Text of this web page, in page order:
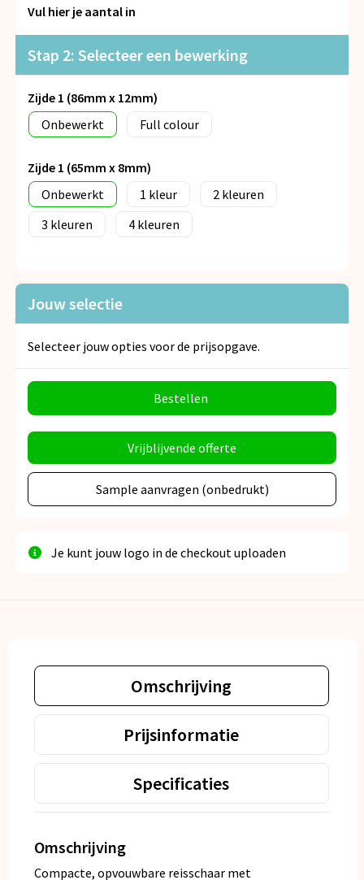
Snoepgoed
Spellen voor binnen en buiten
Veiligheid, Auto en Fiets
Vrije tijd en Strand
Anti-stress
Vul hier je aantal in
Stap 2: Selecteer een bewerking
Zijde 1 (86mm x 12mm)
Onbewerkt
Full colour
Zijde 1 (65mm x 8mm)
Onbewerkt
1
2
3
4
Jouw selectie
Selecteer jouw opties voor de prijsopgave.
Bestellen
Vrijblijvende offerte
Sample aanvragen (onbedrukt)
Je kunt jouw logo in de checkout uploaden
Omschrijving
Prijsinformatie
Specificaties
Omschrijving
Compacte, opvouwbare reisschaar met